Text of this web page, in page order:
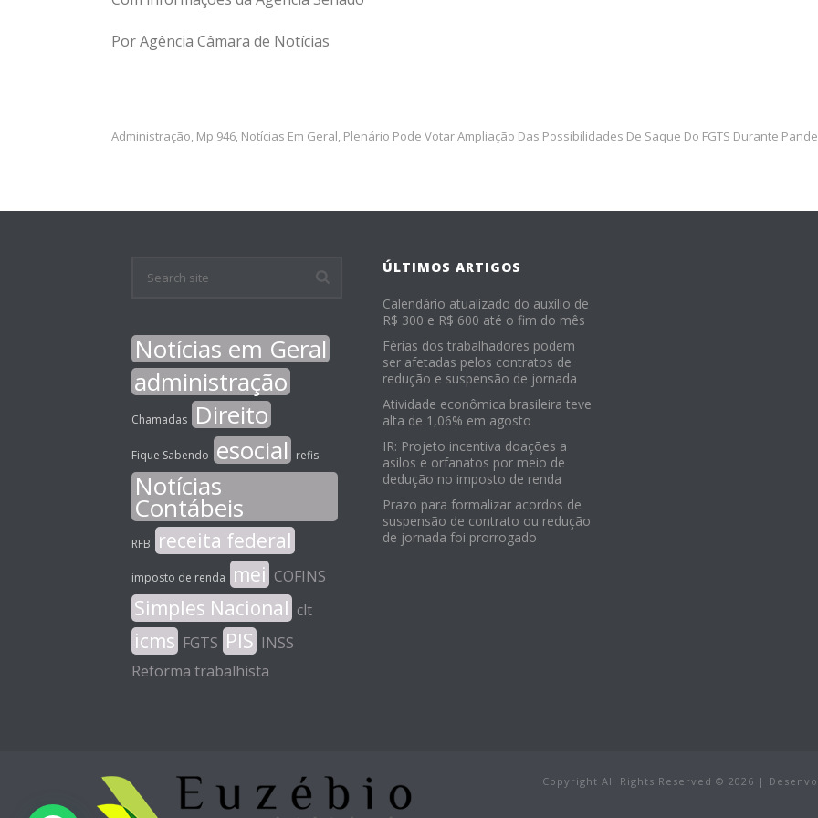
Por Agência Câmara de Notícias
Administração, Mp 946, Notícias Em Geral, Plenário Pode Votar Ampliação Das Possibilidades De Saque Do FGTS Durante
Notícias em Geral
administração
Chamadas Direito
Fique Sabendo esocial refis
Notícias
Contábeis
RFB receita federal
imposto de renda mei COFINS
Simples Nacional clt
icms FGTS PIS INSS
Reforma trabalhista
ÚLTIMOS ARTIGOS
Calendário atualizado do auxílio de
R$ 300 e R$ 600 até o fim do mês
Férias dos trabalhadores podem
ser afetadas pelos contratos de
redução e suspensão de jornada
Atividade econômica brasileira teve
alta de 1,06% em agosto
IR: Projeto incentiva doações a
asilos e orfanatos por meio de
dedução no imposto de renda
Prazo para formalizar acordos de
suspensão de contrato ou redução
de jornada foi prorrogado
Copyright All Rights Reserved © 2026 |